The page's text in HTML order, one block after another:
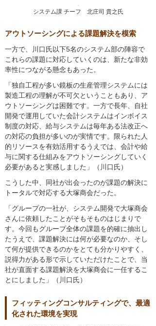
システム課 チーフ 北庄司 貴之氏
アウトソーシングによる課題解決を模索
一方で、川口氏以下5名のシステム部の陣容で
これらの課題に対応していくのは、新たな非効
率性につながる懸念もあった。
「独自工程が多い鏡板の生産管理システムには
製造工程の理解が不可欠ということもあり、ア
ウトソーシングは困難です。一方で長年、自社
開発で運用していた会計システムはインボイス
制度の対応、給与システムは毎年ある法改正へ
の対応の負担が多いのが実情です。限られた人
的リソースを有効活用するうえでは、会計や給
与に関する仕組みをアウトソーシングしていく
必要があると実感しました」（川口氏）
こうした中、同社が出会ったのが課題の解決に
トータルで対応する大塚商会だった。
「グループの一社が、システム開発で大塚商会
さんに依頼したことがそもそものはじまりで
す。今回もグループ全体の課題を的確に抽出し
たうえで、課題解決には何が必要なのか、そし
て何が提供できるのかをとても分かりやすく、
説得力がある形で示していただけたことで、当
社が直面する課題解決を大塚商会に一任するこ
とにしました」（川口氏）
フィッティングコンサルティングで、最適
化された環境を実現